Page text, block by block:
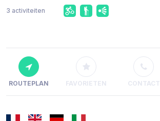
3 activiteiten
ROUTEPLAN FAVORIETEN CONTACT